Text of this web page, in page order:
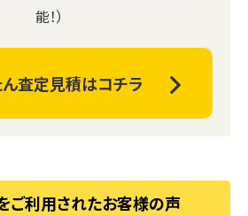
能！）
査定見積はコチラ
ご利用されたお客様の声